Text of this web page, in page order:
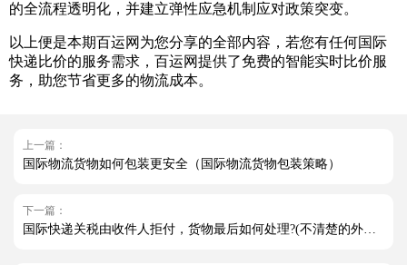
的全流程透明化，并建立弹性应急机制应对政策突变。
以上便是本期百运网为您分享的全部内容，若您有任何国际
快递比价的服务需求，百运网提供了免费的智能实时比价服
务，助您节省更多的物流成本。
上一篇：
国际物流货物如何包装更安全（国际物流货物包装策略）
下一篇：
国际快递关税由收件人拒付，货物最后如何处理?(不清楚的外贸人看过来)